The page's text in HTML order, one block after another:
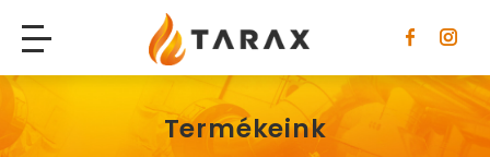
Tarax
Termékeink